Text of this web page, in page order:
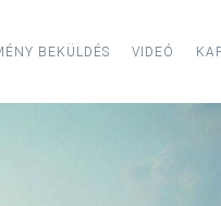
BEKÜLDÉS VIDEÓ